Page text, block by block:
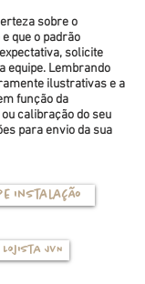
sobre o
que o padrão
solicite
equipe. Lembrando
ilustrativas e a
função da
calibração do seu
para envio da sua
instalação
JVN